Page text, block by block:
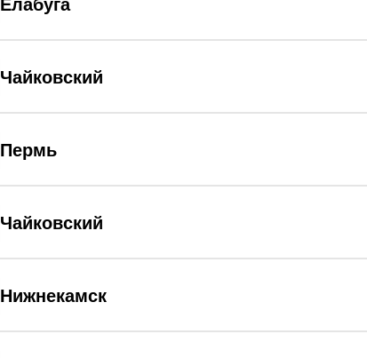
Елабуга
Чайковский
Пермь
Чайковский
Нижнекамск